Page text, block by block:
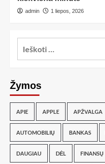
admin 1 liepos, 2026
Žymos
APIE APPLE APŽVALGA
AUTOMOBILIŲ BANKAS
DAUGIAU DĖL FINANSŲ